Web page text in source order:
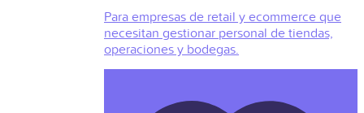
Para empresas de retail y ecommerce que
necesitan gestionar personal de tiendas,
operaciones y bodegas.